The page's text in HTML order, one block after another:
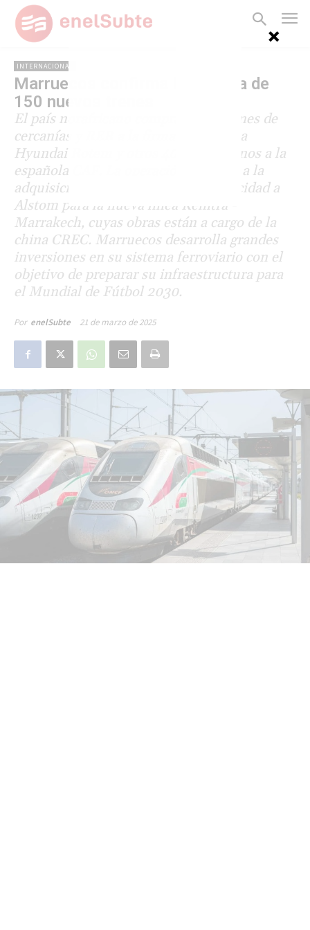
INTERNACIONAL
Marruecos confirma la compra de
150 nuevos trenes
El país norafricano comprará 110 trenes de
cercanías y RER a la firma surcoreana
Hyundai Rotem y otros 40 interurbanos a la
española CAF. La operación se suma a la
adquisición de 18 trenes de alta velocidad a
Alstom para la nueva línea Kenitra -
Marrakech, cuyas obras están a cargo de la
china CREC. Marruecos desarrolla grandes
inversiones en su sistema ferroviario con el
objetivo de preparar su infraestructura para
el Mundial de Fútbol 2030.
Por enelSubte 21 de marzo de 2025